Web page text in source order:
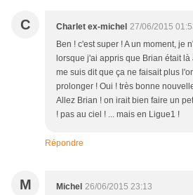
C Charlet ex-michel 27/06/2015
Ben ! c'est super ! A un moment, je
lorsque j'ai appris que Brian était
me suis dit que ça ne faisait plus
prolonger ! Oui ! très bonne
Allez Brian ! on irait bien faire un
! pas au ciel ! ... mais en Ligue1 !
Répondre
M Michel 26/06/2015 23:13